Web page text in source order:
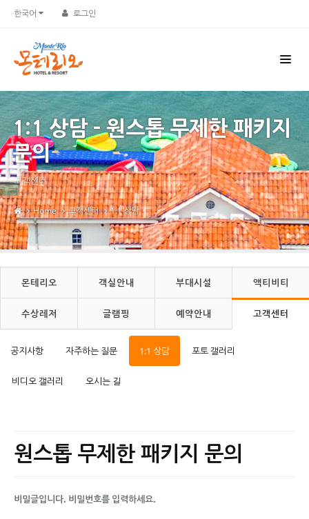
한국어 로그인
1:1 상담 - 원스톱 무제한 패키지
문의
고객센터
Home 고객센터 1:1 상담
몬테리오 객실안내 부대시설 액티비티
수상레저 글램핑 예약안내 고객센터
공지사항 자주하는 질문 1:1 상담 포토 갤러리
비디오 갤러리 오시는 길
원스톱 무제한 패키지 문의
비밀글입니다. 비밀번호를 입력하세요.